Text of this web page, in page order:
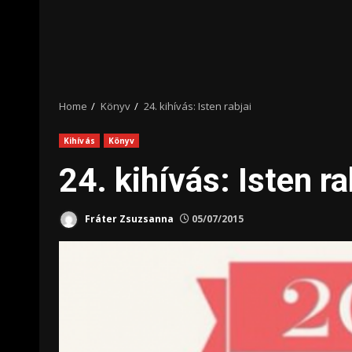
Home Könyv 24. kihívás: Isten rabjai
Kihívás Könyv
24. kihívás: Isten
Fráter Zsuzsanna 05/07/2015